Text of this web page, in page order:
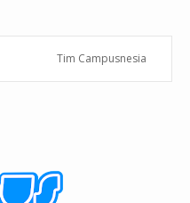
Tim Campusnesia